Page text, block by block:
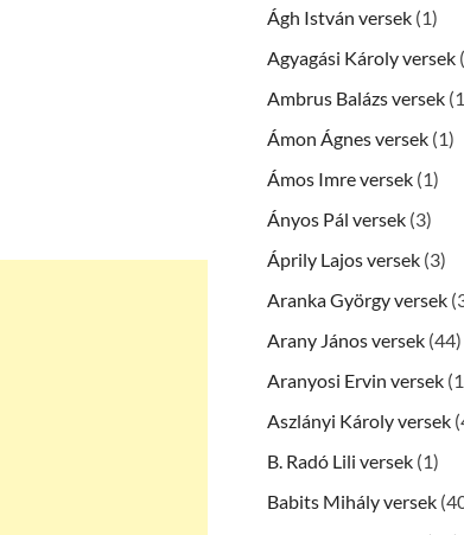
Ágh István versek (1)
Agyagási Károly versek
Ambrus Balázs versek
Ámon Ágnes versek (1)
Ámos Imre versek (1)
Ányos Pál versek (3)
Áprily Lajos versek (3)
Aranka György versek
Arany János versek (44)
Aranyosi Ervin versek
Aszlányi Károly versek
B. Radó Lili versek (1)
Babits Mihály versek